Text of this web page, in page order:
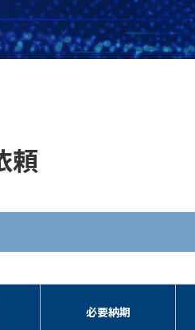
頼
必要納期